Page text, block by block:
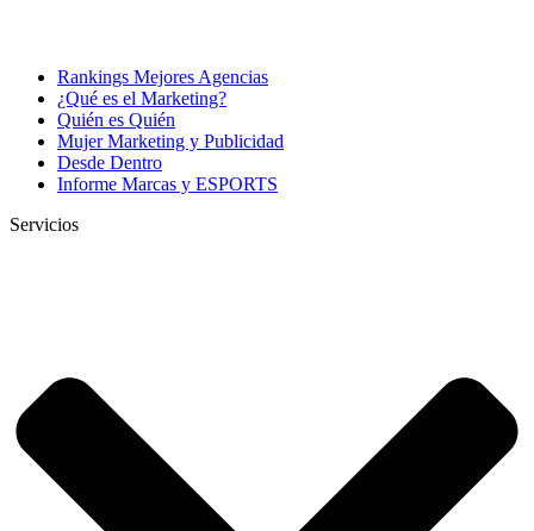
Rankings Mejores Agencias
¿Qué es el Marketing?
Quién es Quién
Mujer Marketing y Publicidad
Desde Dentro
Informe Marcas y ESPORTS
Servicios